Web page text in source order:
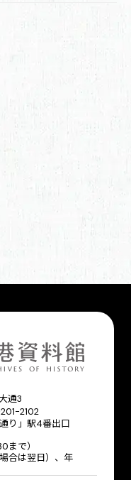
通3
2102
り」駅4番出口
まで）
合は翌日）、年